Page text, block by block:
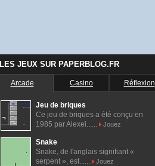
LES JEUX SUR PAPERBLOG.FR
Arcade Casino Réflexion
Jeu de briques
Ce jeu de briques a été conçu en
1985 par Alexei......
Jouez
Snake
Snake, de l'anglais signifiant «
serpent », est......
Jouez